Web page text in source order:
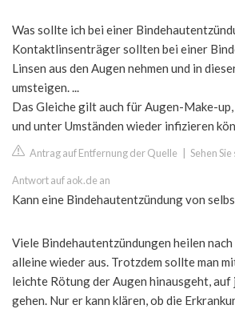
Was sollte ich bei einer
Kontaktlinsenträger sollten bei einer
Linsen aus den Augen nehmen und in
umsteigen. ...
Das Gleiche gilt auch für Augen-Make-
und unter Umständen wieder infizieren
Antrag auf Entfernung der Quelle Sehen
Antwort auf aok.de an
Kann eine Bindehautentzündung von
Viele Bindehautentzündungen heilen
alleine wieder aus. Trotzdem sollte man
leichte Rötung der Augen hinausgeht, auf
gehen. Nur er kann klären, ob die